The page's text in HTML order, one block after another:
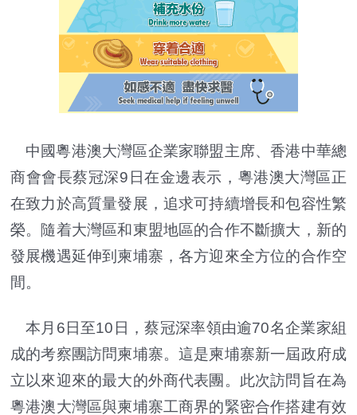
中國粵港澳大灣區企業家聯盟主席、香港中華總
商會會長蔡冠深9日在金邊表示，粵港澳大灣區正
在致力於高質量發展，追求可持續增長和包容性繁
榮。隨着大灣區和東盟地區的合作不斷擴大，新的
發展機遇延伸到柬埔寨，各方迎來全方位的合作空
間。
本月6日至10日，蔡冠深率領由逾70名企業家組
成的考察團訪問柬埔寨。這是柬埔寨新一屆政府成
立以來迎來的最大的外商代表團。此次訪問旨在為
粵港澳大灣區與柬埔寨工商界的緊密合作搭建有效